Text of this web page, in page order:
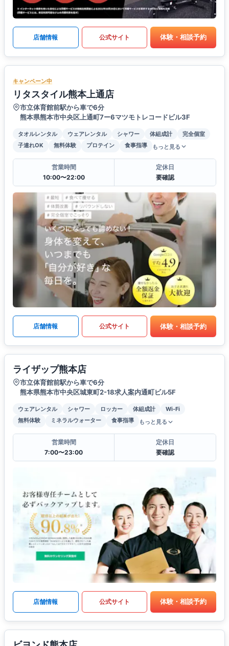
店舗情報 公式サイト 体験・相談予約
キャンペーン中
リタスタイル熊本上通店
市立体育館前駅から車で6分
熊本県熊本市中央区上通町7ー6マツモトレコードビル3F
タオルレンタル ウェアレンタル シャワー 体組成計
完全個室
子連れOK
無料体験 プロテイン 食事指導 もっと見る
営業時間
10:00〜22:00
定休日
要確認
店舗情報 公式サイト 体験・相談予約
ライザップ熊本店
市立体育館前駅から車で6分
熊本県熊本市中央区城東町2-18求人案内通町ビル5F
ウェアレンタル シャワー ロッカー 体組成計
Wi-Fi
無料体験
ミネラルウォーター 食事指導 もっと見る
営業時間
7:00〜23:00
定休日
要確認
店舗情報 公式サイト 体験・相談予約